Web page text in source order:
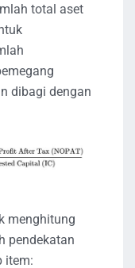
total aset
dibagi dengan
menghitung
pendekatan
item: